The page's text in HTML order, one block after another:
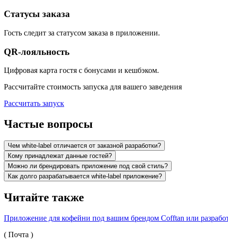
Статусы заказа
Гость следит за статусом заказа в приложении.
QR-лояльность
Цифровая карта гостя с бонусами и кешбэком.
Рассчитайте стоимость запуска для вашего заведения
Рассчитать запуск
Частые вопросы
Чем white-label отличается от заказной разработки?
Кому принадлежат данные гостей?
Можно ли брендировать приложение под свой стиль?
Как долго разрабатывается white-label приложение?
Читайте также
Приложение для кофейни под вашим брендом Cofftan или
( Почта )